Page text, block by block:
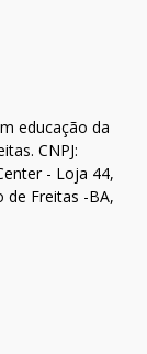
educação da
CNPJ:
- Loja 44,
de Freitas -BA,